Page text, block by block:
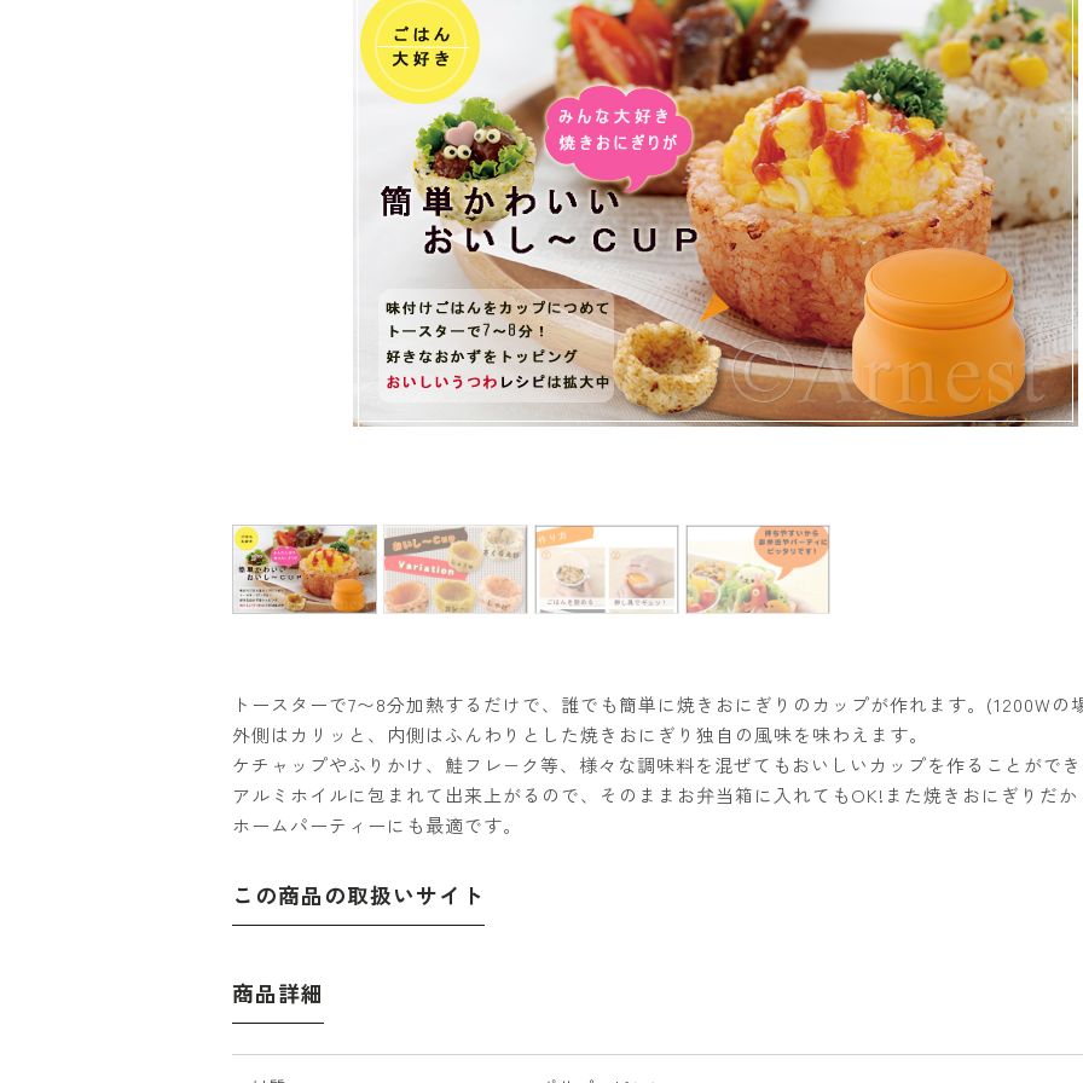
トースターで7〜8分加熱するだけで、誰でも簡単に焼きおにぎりのカップが作れます。(1200Wの
外側はカリッと、内側はふんわりとした焼きおにぎり独自の風味を味わえます。
ケチャップやふりかけ、鮭フレ−ク等、様々な調味料を混ぜてもおいしいカップを作ることがで
アルミホイルに包まれて出来上がるので、そのままお弁当箱に入れてもOK!また焼きおにぎりだ
ホームパーティーにも最適です。
この商品の取扱いサイト
商品詳細